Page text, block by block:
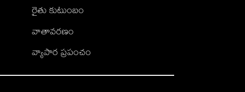
రైతు కుటుంబం
వాతావరణం
వ్యాపార ప్రపంచం